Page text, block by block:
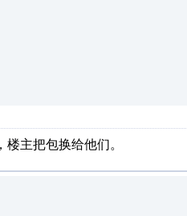
主把包换给他们。